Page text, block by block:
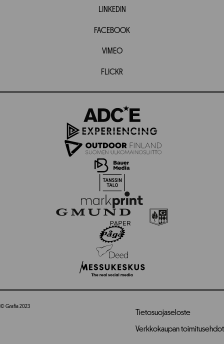
LINKEDIN
FACEBOOK
VIMEO
FLICKR
© Grafia 2023
Tietosuojaseloste
Verkkokaupan toimitusehdot